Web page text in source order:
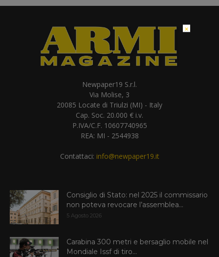
Newpaper19 S.r.l.
Via Molise, 3
20085 Locate di Triulzi (MI) - Italy
Cap. Soc. 20.000 € i.v.
P.IVA/C.F. 10607740965
REA: MI - 2544938
Contattaci: info@newpaper19.it
Consiglio di Stato: nel 2025 il commissario
non poteva revocare l’assemblea...
5 Agosto 2026
Carabina 300 metri e bersaglio mobile nel
Mondiale Issf di tiro...
×